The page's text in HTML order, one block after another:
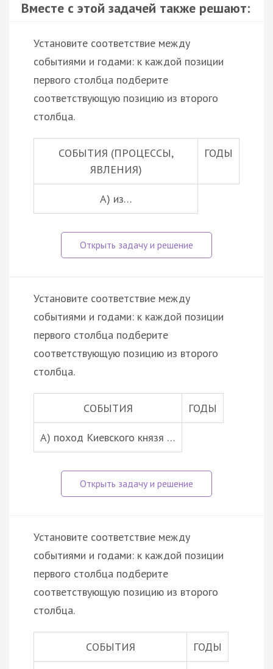
Вместе с этой задачей также решают:
Установите соответствие между
событиями и годами: к каждой позиции
первого столбца подберите
соответствующую позицию из второго
столбца.
СОБЫТИЯ (ПРОЦЕССЫ,
ЯВЛЕНИЯ)
ГОДЫ
А) из…
Установите соответствие между
событиями и годами: к каждой позиции
первого столбца подберите
соответствующую позицию из второго
столбца.
СОБЫТИЯ ГОДЫ
А) поход Киевского князя …
Установите соответствие между
событиями и годами: к каждой позиции
первого столбца подберите
соответствующую позицию из второго
столбца.
СОБЫТИЯ ГОДЫ